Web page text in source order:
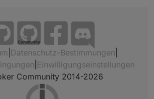
Community
Datenschutz-Bestimmungen
Einwilligungseinstellungen
Community 2014-2026